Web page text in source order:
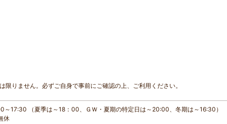
りません。必ずご自身で事前にご確認の上、ご利用ください。
～17:30 （夏季は～18：00、ＧＷ・夏期の特定日は～20:00、冬期は～16:30）
休